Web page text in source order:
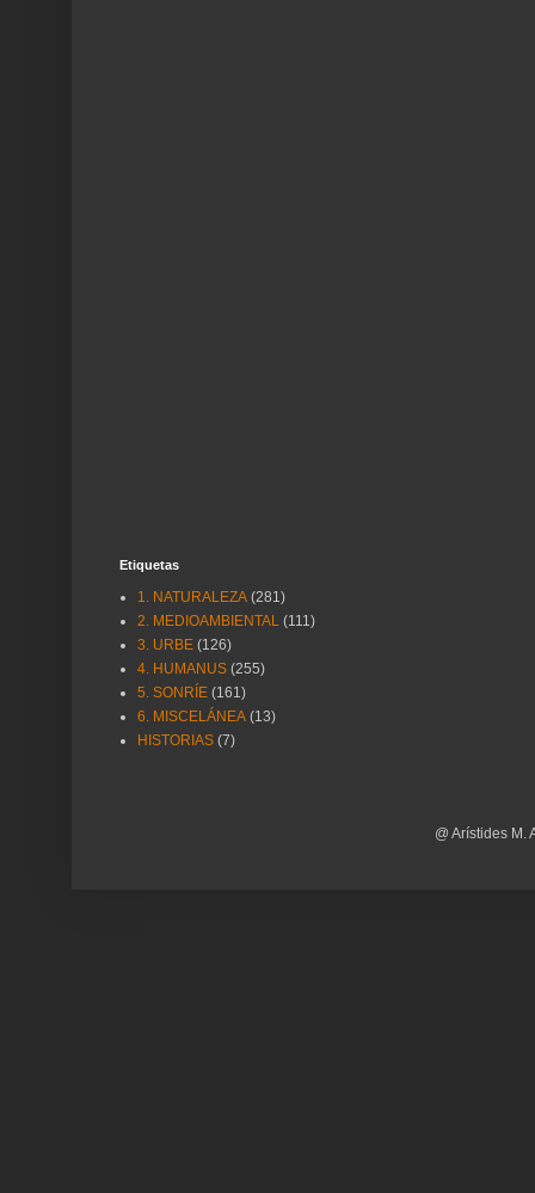
Etiquetas
1. NATURALEZA (281)
2. MEDIOAMBIENTAL (111)
3. URBE (126)
4. HUMANUS (255)
5. SONRÍE (161)
6. MISCELÁNEA (13)
HISTORIAS (7)
@ Arístides M.